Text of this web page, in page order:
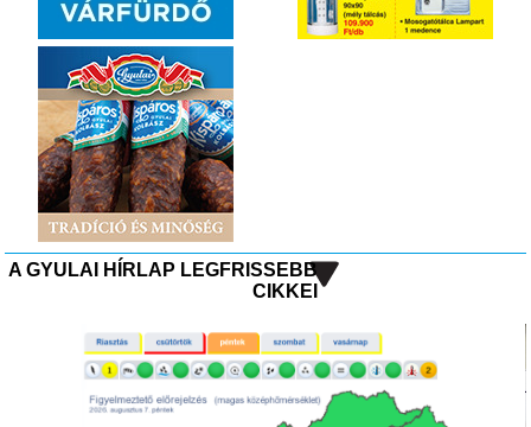
A GYULAI HÍRLAP LEGFRISSEBB
CIKKEI